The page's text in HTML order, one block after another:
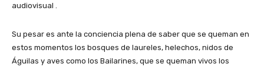
audiovisual .
Su pesar es ante la conciencia plena de saber que se queman en
estos momentos los bosques de laureles, helechos, nidos de
Águilas y aves como los Bailarines, que se queman vivos los